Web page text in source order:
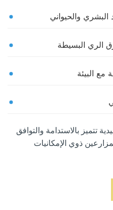
البشري والحيواني
الري البسيطة
مع البيئة
تتميز بالاستدامة والتوافق
ذوي الإمكانيات